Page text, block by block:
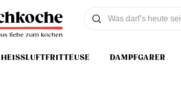
HEISSLUFTFRITTEUSE DAMPFGARER
Was wollen Sie suchen
Suchen